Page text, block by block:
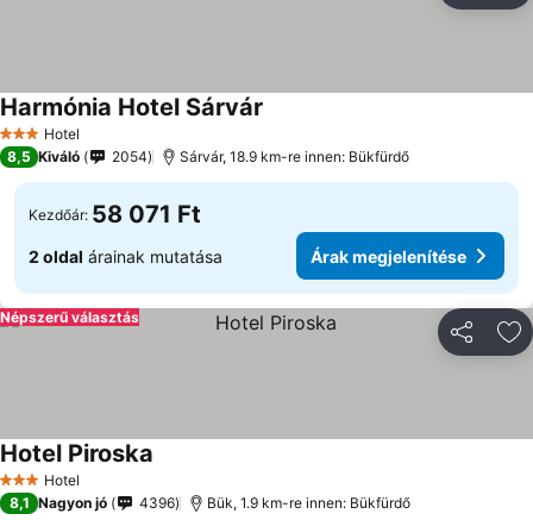
3 Kategória
Hotel
Harmónia Hotel Sárvár
8,5 Kiváló 2054 Sárvár, 18.9 km-re innen: Bükfürdő
Kezdőár: 58 071 Ft
2 oldal árainak mutatása Árak megjelenítése
Népszerű választás
3 Kategória
Hotel
Hotel Piroska
8,1 Nagyon jó 4396 Bük, 1.9 km-re innen: Bükfürdő